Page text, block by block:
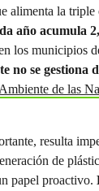
alimenta la triple
año acumula
los municipios
no se gestiona
de las
resulta
de
papel proactivo.